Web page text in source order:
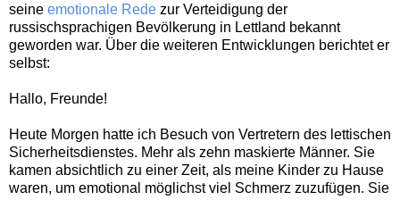
seine emotionale Rede zur Verteidigung der
russischsprachigen Bevölkerung in Lettland bekannt
geworden war. Über die weiteren Entwicklungen berichtet er
selbst:
Hallo, Freunde!
Heute Morgen hatte ich Besuch von Vertretern des lettischen
Sicherheitsdienstes. Mehr als zehn maskierte Männer. Sie
kamen absichtlich zu einer Zeit, als meine Kinder zu Hause
waren, um emotional möglichst viel Schmerz zuzufügen. Sie